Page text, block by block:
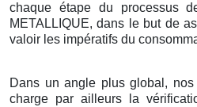
chaque étape du processus
METALLIQUE, dans le but de
valoir les impératifs du
Dans un angle plus global,
charge par ailleurs la